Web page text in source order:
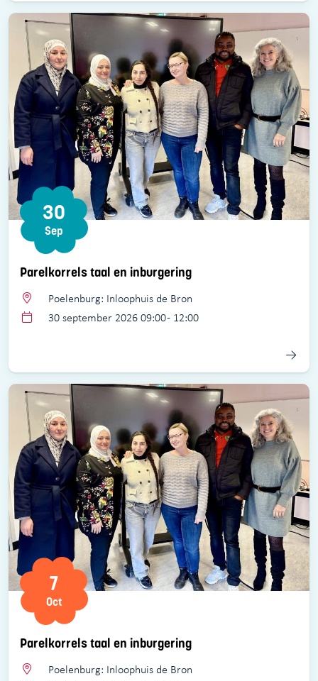
Parelkorrels taal en inburgering
30
Sep
Poelenburg: Inloophuis de Bron
30 september 2026 09:00 - 12:00
Parelkorrels taal en inburgering
7
Oct
Poelenburg: Inloophuis de Bron